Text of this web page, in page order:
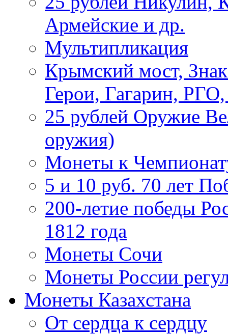
Армейские и др.
Мультипликация
Крымский мост,
Герои, Гагарин,
25 рублей Оружие
оружия)
Монеты к
5 и 10 руб. 70 лет
200-летие победы
1812 года
Монеты Сочи
Монеты России
Монеты Казахстана
От сердца к сердцу